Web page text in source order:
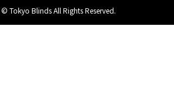
Tokyo Blinds All Rights Reserved.